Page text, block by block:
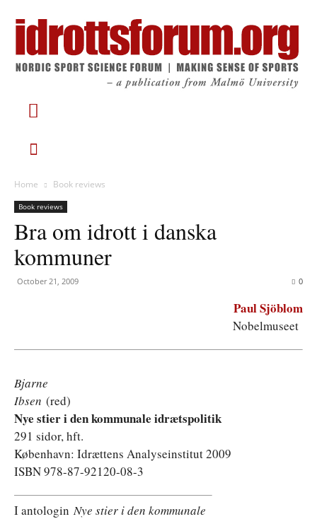
Home Book reviews
Book reviews
Bra om idrott i danska
kommuner
October 21, 2009 0
Paul Sjöblom
Nobelmuseet
Bjarne
Ibsen (red)
Nye stier i den kommunale idrætspolitik
291 sidor, hft.
København: Idrættens Analyseinstitut 2009
ISBN 978-87-92120-08-3
I antologin Nye stier i den kommunale